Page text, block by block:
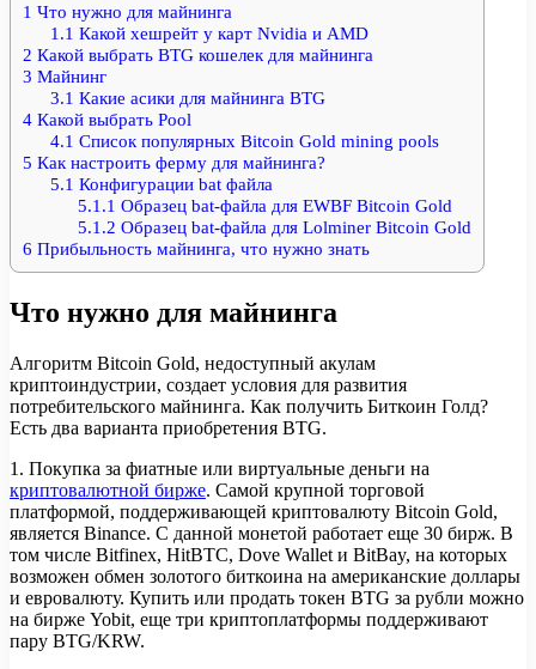
1 Что нужно для майнинга
1.1 Какой хешрейт у карт Nvidia и AMD
2 Какой выбрать BTG кошелек для майнинга
3 Майнинг
3.1 Какие асики для майнинга BTG
4 Какой выбрать Pool
4.1 Список популярных Bitcoin Gold mining pools
5 Как настроить ферму для майнинга?
5.1 Конфигурации bat файла
5.1.1 Образец bat-файла для EWBF Bitcoin Gold
5.1.2 Образец bat-файла для Lolminer Bitcoin Gold
6 Прибыльность майнинга, что нужно знать
Что нужно для майнинга
Алгоритм Bitcoin Gold, недоступный акулам
криптоиндустрии, создает условия для развития
потребительского майнинга. Как получить Биткоин Голд?
Есть два варианта приобретения BTG.
1. Покупка за фиатные или виртуальные деньги на
криптовалютной бирже. Самой крупной торговой
платформой, поддерживающей криптовалюту Bitcoin Gold,
является Binance. С данной монетой работает еще 30 бирж. В
том числе Bitfinex, HitBTC, Dove Wallet и BitBay, на которых
возможен обмен золотого биткоина на американские доллары
и евровалюту. Купить или продать токен BTG за рубли можно
на бирже Yobit, еще три криптоплатформы поддерживают
пару BTG/KRW.